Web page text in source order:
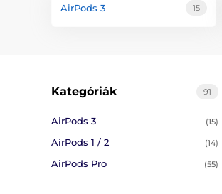
AirPods 3 15
91
Kategóriák
AirPods 3 (15)
AirPods 1 / 2 (14)
AirPods Pro (55)